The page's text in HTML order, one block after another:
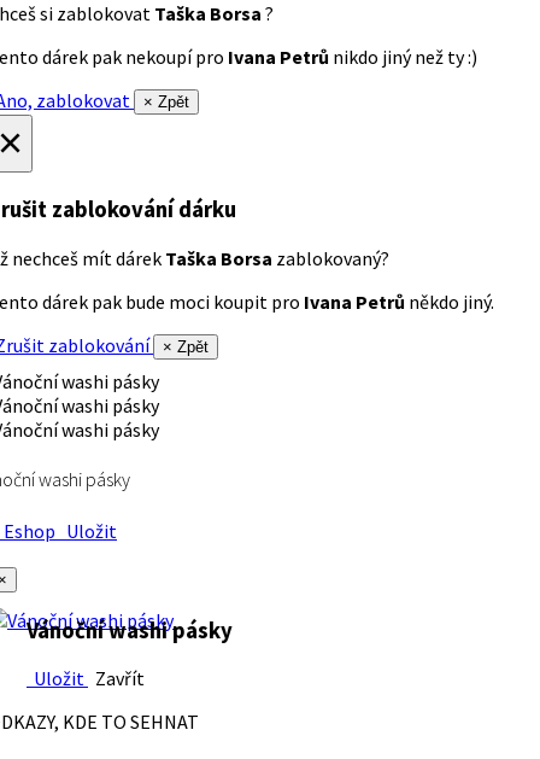
si zablokovat Taška Borsa ?
dárek pak nekoupí pro Ivana Petrů nikdo jiný než ty :)
zablokovat
× Zpět
zablokování dárku
nechceš mít dárek Taška Borsa zablokovaný?
dárek pak bude moci koupit pro Ivana Petrů někdo jiný.
zablokování
× Zpět
washi pásky
Uložit
Vánoční washi pásky
Uložit Zavřít
KDE TO SEHNAT